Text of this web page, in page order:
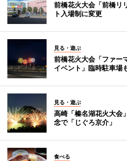
前橋花火大会「前橋
ト入場制に変更
見る・遊ぶ
前橋花火大会「ファー
イベント」臨時駐車場
見る・遊ぶ
高崎「榛名湖花火大会
念で「じぐろ京介」
食べる